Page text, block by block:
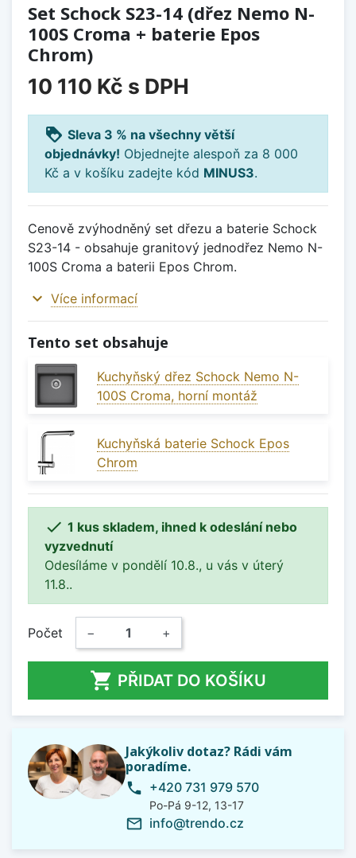
Set Schock S23-14 (dřez Nemo N-
100S Croma + baterie Epos
Chrom)
10 110 Kč s DPH
loyalty Sleva 3 % na všechny větší
objednávky! Objednejte alespoň za 8 000
Kč a v košíku zadejte kód MINUS3.
Cenově zvýhodněný set dřezu a baterie Schock
S23-14 - obsahuje granitový jednodřez Nemo N-
100S Croma a baterii Epos Chrom.
expand_more Více informací
Tento set obsahuje
Kuchyňský dřez Schock Nemo N-
100S Croma, horní montáž
Kuchyňská baterie Schock Epos
Chrom
 1 kus skladem, ihned k odeslání nebo
vyzvednutí
Odesíláme v pondělí 10.8., u vás v úterý
11.8..
Počet − +
 PŘIDAT DO KOŠÍKU
Jakýkoliv dotaz? Rádi vám
poradíme.
phone +420 731 979 570
Po-Pá 9-12, 13-17
mail_outline info@trendo.cz